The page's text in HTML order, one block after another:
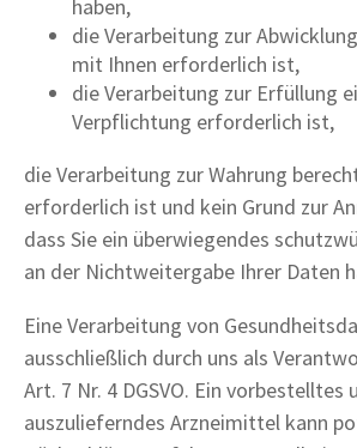
haben,
die Verarbeitung zur
mit Ihnen erforderlich ist,
die Verarbeitung zur Erfüllung
Verpflichtung erforderlich ist,
die Verarbeitung zur Wahrung
erforderlich ist und kein Grund zur
dass Sie ein überwiegendes
an der Nichtweitergabe Ihrer Daten
Eine Verarbeitung von
ausschließlich durch uns als
Art. 7 Nr. 4 DGSVO. Ein vorbestelltes
auszulieferndes Arzneimittel kann